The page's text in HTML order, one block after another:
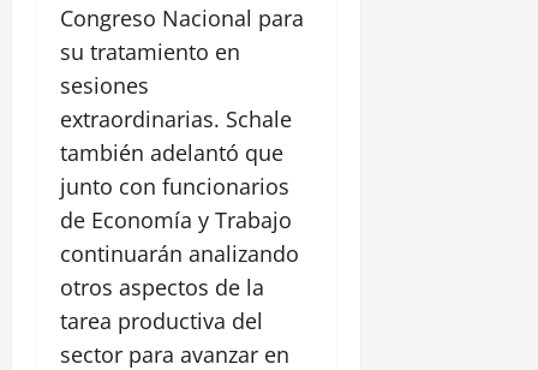
Congreso Nacional para
su tratamiento en
sesiones
extraordinarias. Schale
también adelantó que
junto con funcionarios
de Economía y Trabajo
continuarán analizando
otros aspectos de la
tarea productiva del
sector para avanzar en